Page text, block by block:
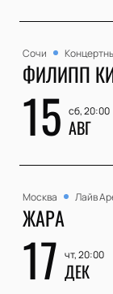
Сочи
ФИЛИПП
15 сб, 20:00
АВГ
Москва Лайв
ЖАРА
17 чт, 20:00
ДЕК